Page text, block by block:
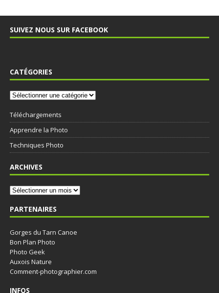
SUIVEZ NOUS SUR FACEBOOK
CATÉGORIES
Téléchargements
Apprendre la Photo
Techniques Photo
ARCHIVES
PARTENAIRES
Gorges du Tarn Canoe
Bon Plan Photo
Photo Geek
Auxois Nature
Comment-photographier.com
INFOS